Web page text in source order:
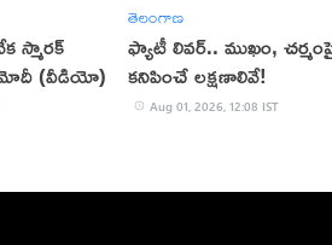
స్మారక్
మోదీ (వీడియో)
తెలంగాణ
ఫ్యాటీ లివర్.. ముఖం,
కనిపించే లక్షణాలివే!
Aug 01, 2026, 12:08 IST